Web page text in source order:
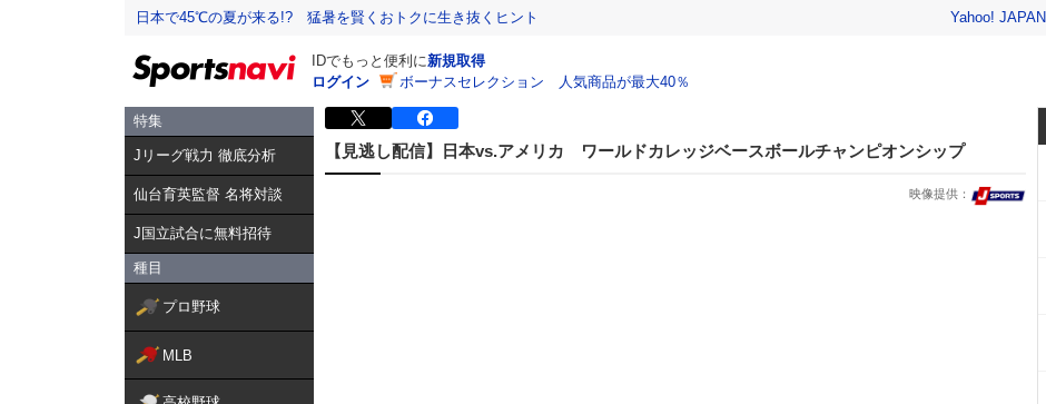
日本で45℃の夏が来る!? 猛暑を賢くおトクに生き抜くヒント Yahoo! JAPAN
IDでもっと便利に新規取得
ログイン
ボーナスセレクション 人気商品が最大40％
特集
Jリーグ戦力 徹底分析
仙台育英監督 名将対談
J国立試合に無料招待
種目
プロ野球
MLB
【見逃し配信】日本vs.アメリカ ワールドカレッジベースボールチャンピオンシップ
映像提供